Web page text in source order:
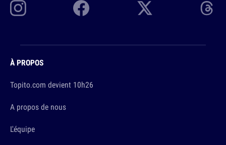
À PROPOS
Topito.com devient 10h26
A propos de nous
L'équipe